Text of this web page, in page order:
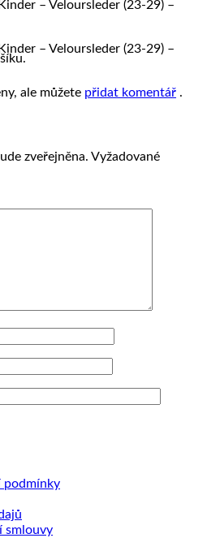
– Veloursleder (23-29) –
– Veloursleder (23-29) –
ale můžete přidat komentář .
zveřejněna. Vyžadované
podmínky
smlouvy